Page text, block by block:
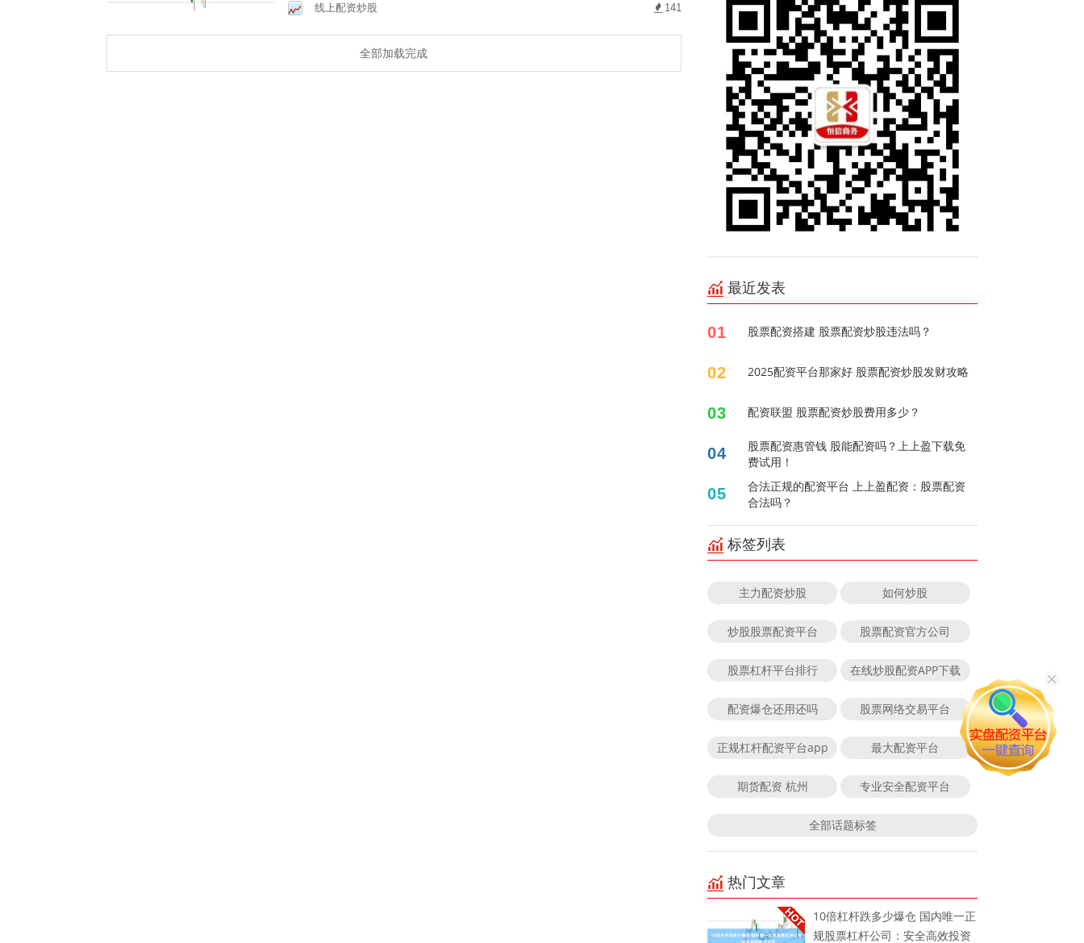
线上配资炒股 141
全部加载完成
最近发表
01 股票配资搭建 股票配资炒股违法吗？
02 2025配资平台那家好 股票配资炒股发财攻略
03 配资联盟 股票配资炒股费用多少？
04
股票配资惠管钱 股能配资吗？上上盈下载免
费试用！
05
合法正规的配资平台 上上盈配资：股票配资
合法吗？
标签列表
主力配资炒股 如何炒股
炒股股票配资平台 股票配资官方公司
股票杠杆平台排行 在线炒股配资APP下载
配资爆仓还用还吗 股票网络交易平台
正规杠杆配资平台app 最大配资平台
期货配资 杭州 专业安全配资平台
全部话题标签
热门文章
10倍杠杆跌多少爆仓 国内唯一正
规股票杠杆公司：安全高效投资